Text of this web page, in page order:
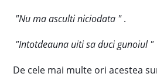
"Nu ma asculti niciodata " .
"Intotdeauna uiti sa duci gunoiul "
De cele mai multe ori acestea